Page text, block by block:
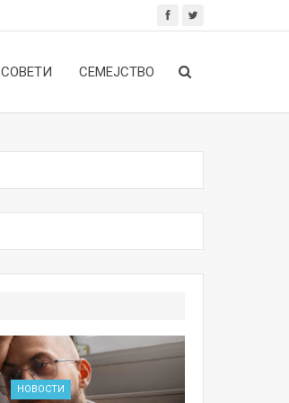
СОВЕТИ СЕМЕЈСТВО
НОВОСТИ